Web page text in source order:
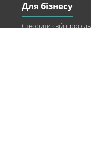
Для бізнесу
Створити свій профіль